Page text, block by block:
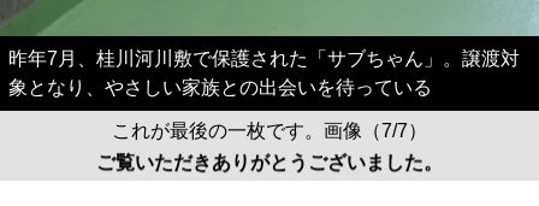
昨年7月、桂川河川敷で保護された「サブちゃん」。譲渡対
象となり、やさしい家族との出会いを待っている
これが最後の一枚です。画像（7/7）
ご覧いただきありがとうございました。